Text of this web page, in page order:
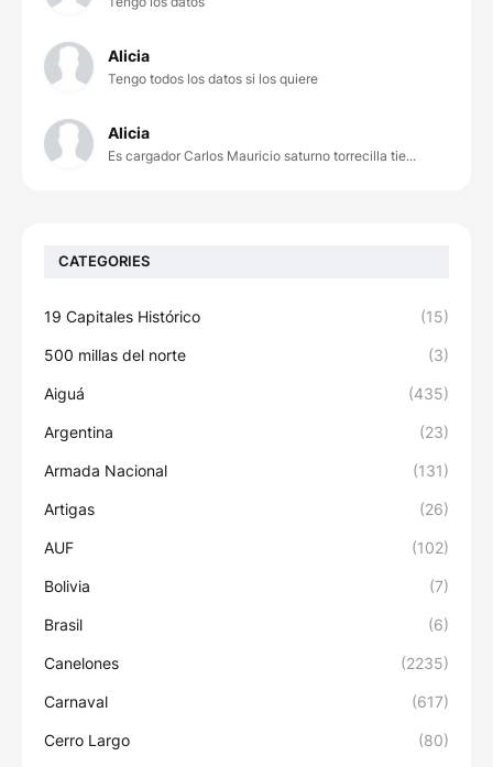
Alicia
Tengo todos los datos si los quiere
Alicia
Es cargador Carlos Mauricio saturno torrecilla tie...
CATEGORIES
19 Capitales Histórico (15)
500 millas del norte (3)
Aiguá (435)
Argentina (23)
Armada Nacional (131)
Artigas (26)
AUF (102)
Bolivia (7)
Brasil (6)
Canelones (2235)
Carnaval (617)
Cerro Largo (80)